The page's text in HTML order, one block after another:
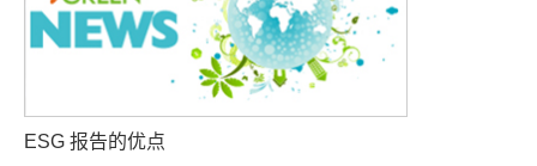
ESG 报告的优点